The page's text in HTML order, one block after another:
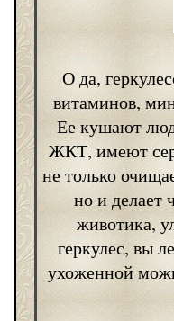
О да,
витаминов,
Ее кушают
ЖКТ, имеют
не только
но и делает
животика,
геркулес, вы
ухоженной